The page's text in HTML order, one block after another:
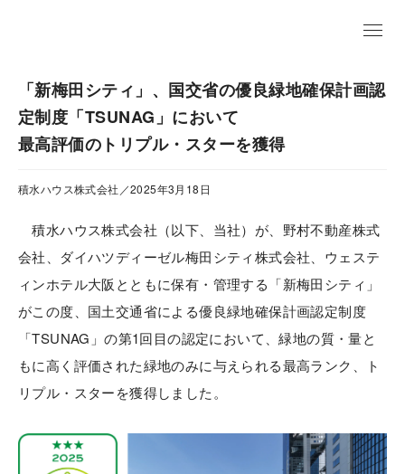
「新梅田シティ」、国交省の優良緑地確保計画認
定制度「TSUNAG」において
最高評価のトリプル・スターを獲得
積水ハウス株式会社／2025年3月18日
積水ハウス株式会社（以下、当社）が、野村不動産株式
会社、ダイハツディーゼル梅田シティ株式会社、ウェステ
ィンホテル大阪とともに保有・管理する「新梅田シティ」
がこの度、国土交通省による優良緑地確保計画認定制度
「TSUNAG」の第1回目の認定において、緑地の質・量と
もに高く評価された緑地のみに与えられる最高ランク、ト
リプル・スターを獲得しました。